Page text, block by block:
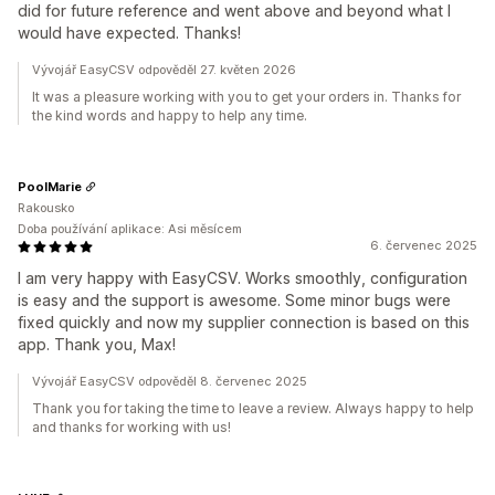
did for future reference and went above and beyond what I
would have expected. Thanks!
Vývojář EasyCSV odpověděl 27. květen 2026
It was a pleasure working with you to get your orders in. Thanks for
the kind words and happy to help any time.
6. červenec 2025
I am very happy with EasyCSV. Works smoothly, configuration
is easy and the support is awesome. Some minor bugs were
fixed quickly and now my supplier connection is based on this
app. Thank you, Max!
PoolMarie
Rakousko
Doba používání aplikace: Asi měsícem
Vývojář EasyCSV odpověděl 8. červenec 2025
Thank you for taking the time to leave a review. Always happy to help
and thanks for working with us!